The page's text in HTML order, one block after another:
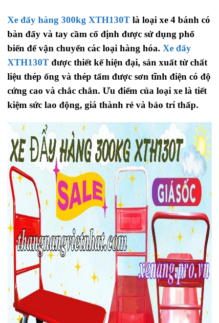
Xe đẩy hàng 300kg XTH130T là loại xe 4 bánh có
bàn đẩy và tay cầm cố định được sử dụng phổ
biến để vận chuyển các loại hàng hóa. Xe đẩy
XTH130T được thiết kế hiện đại, sản xuất từ chất
liệu thép ống và thép tấm được sơn tĩnh điện có độ
cứng cao và chắc chắn. Ưu điểm của loại xe là tiết
kiệm sức lao động, giá thành rẻ và bảo trí thấp.